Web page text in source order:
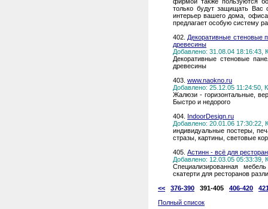
только будут защищать Вас
интерьер вашего дома,
предлагает особую систему
402. Декоративные стеновые
древесины
Добавлено: 31.08.04 18:16:43,
Декоративные стеновые
древесины
403. www.naokno.ru
Добавлено: 25.12.05 11:24:50,
Жалюзи - горизонтальные,
Быстро и недорого
404. IndoorDesign.ru
Добавлено: 20.01.06 17:30:22,
индивидуальные постеры,
стразы, картины, световые
405. Астинн - всё для
Добавлено: 12.03.05 05:33:39,
Специализированная
скатерти для ресторанов
<<
376-390 391-405 406-420
Полный список